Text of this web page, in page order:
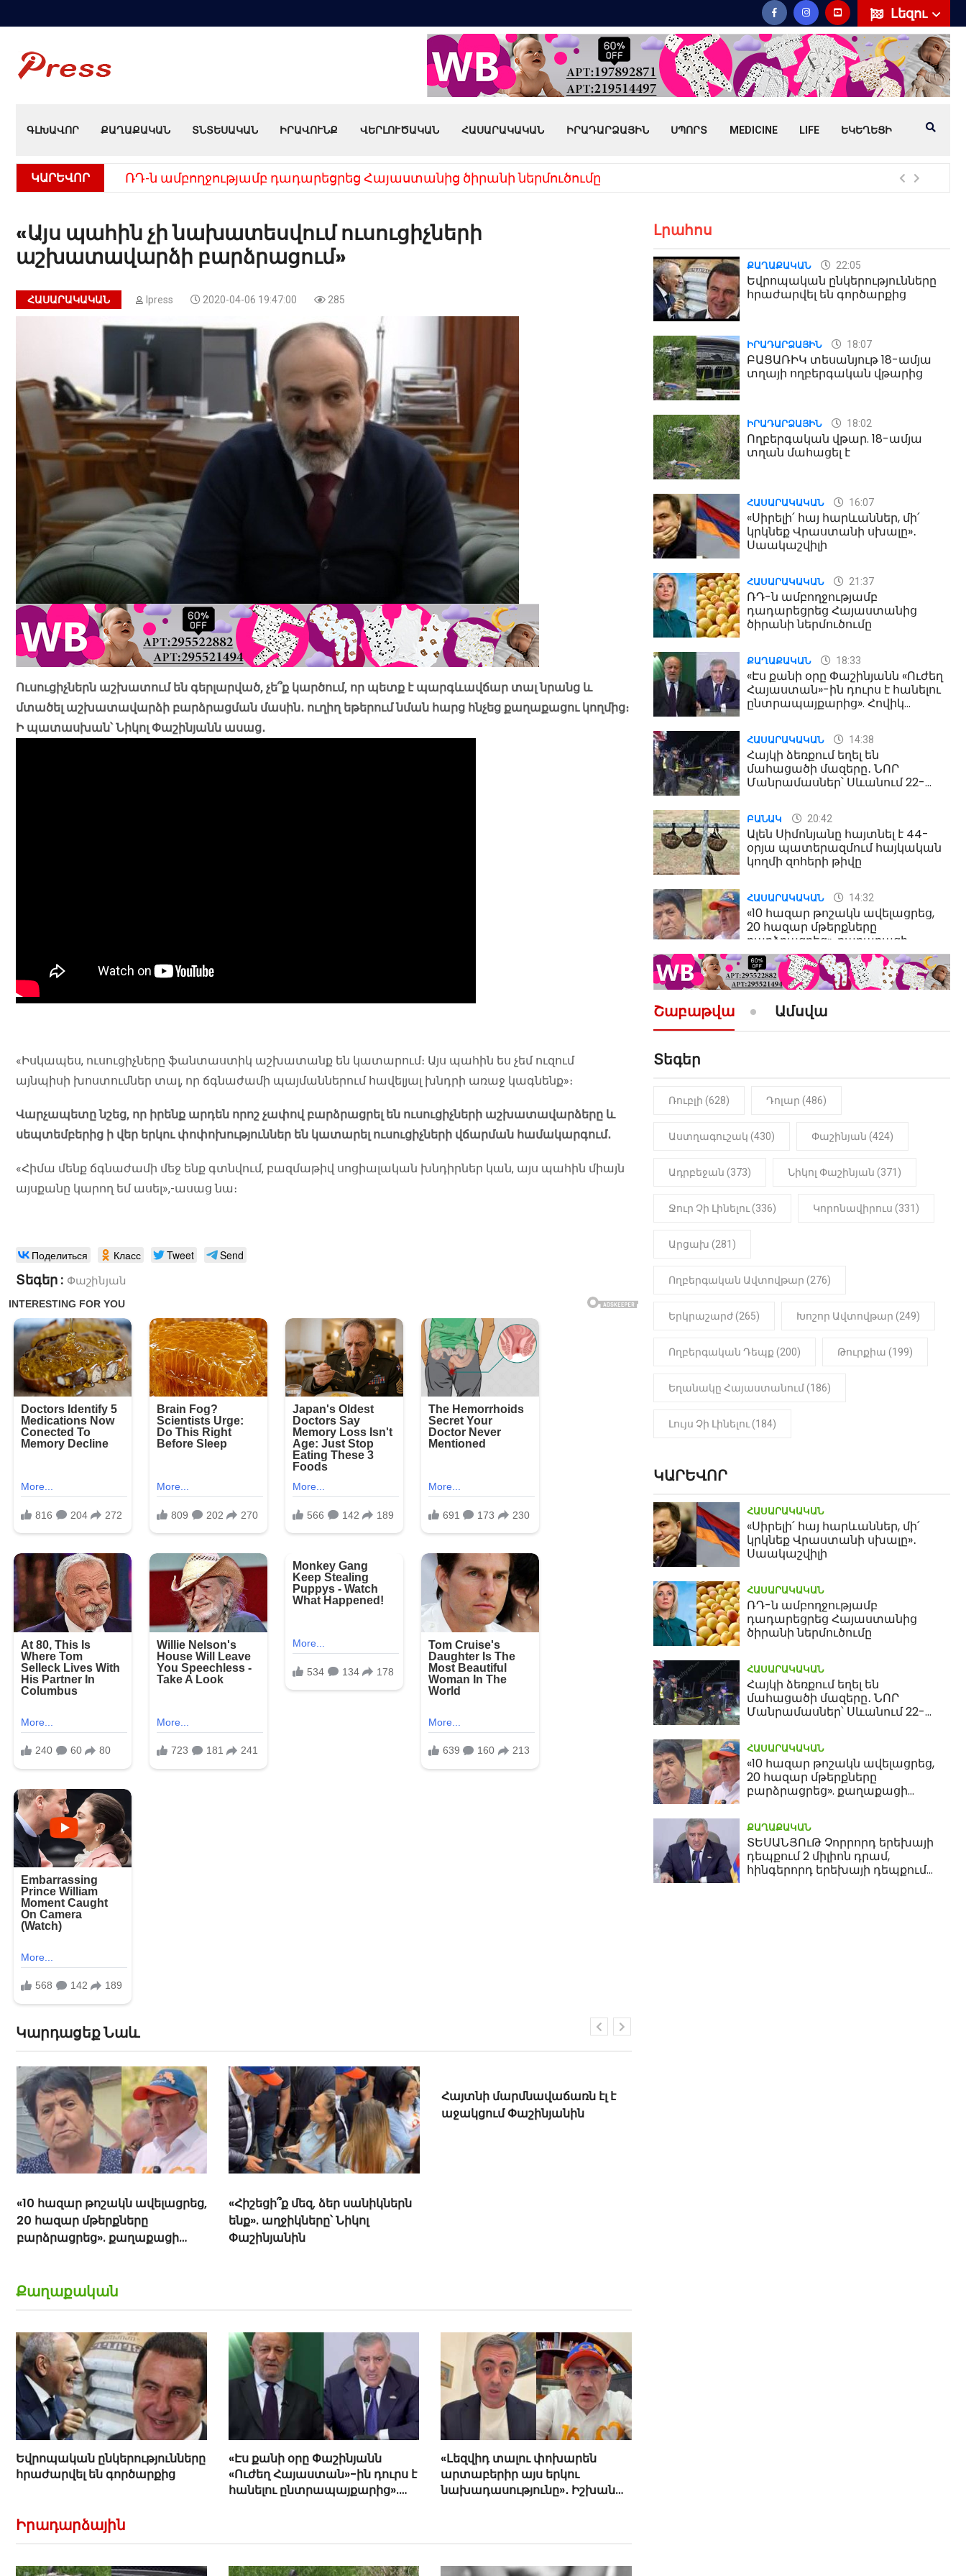
Լեզու
ԳԼԽԱՎՈՐ ՔԱՂԱՔԱԿԱՆ ՏՆՏԵՍԱԿԱՆ ԻՐԱՎՈՒՆՔ ՎԵՐԼՈՒԾԱԿԱՆ ՀԱՍԱՐԱԿԱԿԱՆ ԻՐԱԴԱՐՁԱՅԻՆ ՍՊՈՐՏ MEDICINE LIFE ԵԿԵՂԵՑԻ
ԿԱՐԵՎՈՐ ՌԴ-ն ամբողջությամբ դադարեցրեց Հայաստանից ծիրանի ներմուծումը
«Այս պահին չի նախատեսվում ուսուցիչների
աշխատավարձի բարձրացում»
ՀԱՍԱՐԱԿԱԿԱՆ Ipress 2020-04-06 19:47:00 285
Ուսուցիչներն աշխատում են գերլարված, չե՞ք կարծում, որ պետք է պարգևավճար տալ նրանց և
մտածել աշխատավարձի բարձրացման մասին․ ուղիղ եթերում նման հարց հնչեց քաղաքացու կողմից։
Ի պատասխան՝ Նիկոլ Փաշինյանն ասաց․
«Իսկապես, ուսուցիչները ֆանտաստիկ աշխատանք են կատարում։ Այս պահին ես չեմ ուզում
այնպիսի խոստումներ տալ, որ ճգնաժամի պայմաններում հավելյալ խնդրի առաջ կագնենք»։
Վարչապետը նշեց, որ իրենք արդեն որոշ չափով բարձրացրել են ուսուցիչների աշխատավարձերը և
սեպտեմբերից ի վեր երկու փոփոխություններ են կատարել ուսուցիչների վճարման համակարգում․
«Հիմա մենք ճգնաժամի մեջ ենք գտնվում, բազմաթիվ սոցիալական խնդիրներ կան, այս պահին միայն
այսքանը կարող եմ ասել»,-ասաց նա։
Поделиться Класс Tweet Send
Տեգեր : Փաշինյան
Կարդացեք Նաև
«10 հազար թոշակն ավելացրեց,
20 հազար մթերքները
բարձրացրեց». քաղաքացի
«Հիշեցի՞ք մեզ, ձեր սանիկներն
ենք». աղջիկները՝ Նիկոլ
Փաշինյանին
Քաղաքական
Եվրոպական ընկերությունները
հրաժարվել են գործարքից
«Էս քանի օրը Փաշինյանն
«Ուժեղ Հայաստան»-ին դուրս է
հանելու ընտրապայքարից».
«Լեզվիդ տալու փոխարեն
արտաբերիր այս երկու
նախադասությունը»․ Իշխան
Իրադարձային
Լրահոս
ՔԱՂԱՔԱԿԱՆ 22:05
Եվրոպական ընկերությունները
հրաժարվել են գործարքից
ԻՐԱԴԱՐՁԱՅԻՆ 18:07
ԲԱՑԱՌԻԿ տեսանյութ 18-ամյա
տղայի ողբերգական վթարից
ԻՐԱԴԱՐՁԱՅԻՆ 18:02
Ողբերգական վթար. 18-ամյա
տղան մահացել է
ՀԱՍԱՐԱԿԱԿԱՆ 16:07
«Սիրելի՛ հայ հարևաններ, մի՛
կրկնեք Վրաստանի սխալը»․
Սաակաշվիլի
ՀԱՍԱՐԱԿԱԿԱՆ 21:37
ՌԴ-ն ամբողջությամբ
դադարեցրեց Հայաստանից
ծիրանի ներմուծումը
ՔԱՂԱՔԱԿԱՆ 18:33
«Էս քանի օրը Փաշինյանն «Ուժեղ
Հայաստան»-ին դուրս է հանելու
ընտրապայքարից». Հովիկ
ՀԱՍԱՐԱԿԱԿԱՆ 14:38
Հայկի ձեռքում եղել են
մահացածի մազերը․ ՆՈՐ
Մանրամասներ՝ Սևանում 22-
ԲԱՆԱԿ 20:42
Ալեն Սիմոնյանը հայտնել է 44-
օրյա պատերազմում հայկական
կողմի զոհերի թիվը
ՀԱՍԱՐԱԿԱԿԱՆ 14:32
«10 հազար թոշակն ավելացրեց,
20 հազար մթերքները
բարձրացրեց». քաղաքացի
(տեսանյութ)
ՔԱՂԱՔԱԿԱՆ 10:52
«Լեզվիդ տալու փոխարեն
արտաբերիր այս երկու
նախադասությունը»․ Իշխան
Նիկոլ Փաշինյան
ԻՐԱԴԱՐՁԱՅԻՆ 22:01
հայտնաբերվել է
մանկապղծության համար
մարմինը
Շաբաթվա Ամսվա
Տեգեր
Ռուբլի (628) Դոլար (486)
Աստղագուշակ (430) Փաշինյան (424)
Ադրբեջան (373) Նիկոլ Փաշինյան (371)
Ջուր Չի Լինելու (336) Կորոնավիրուս (331)
Արցախ (281)
Ողբերգական Ավտովթար (276)
Երկրաշարժ (265) Խոշոր Ավտովթար (249)
Ողբերգական Դեպք (200) Թուրքիա (199)
Եղանակը Հայաստանում (186)
Լույս Չի Լինելու (184)
ԿԱՐԵՎՈՐ
ՀԱՍԱՐԱԿԱԿԱՆ
«Սիրելի՛ հայ հարևաններ, մի՛
կրկնեք Վրաստանի սխալը»․
Սաակաշվիլի
ՀԱՍԱՐԱԿԱԿԱՆ
ՌԴ-ն ամբողջությամբ
դադարեցրեց Հայաստանից
ծիրանի ներմուծումը
ՀԱՍԱՐԱԿԱԿԱՆ
Հայկի ձեռքում եղել են
մահացածի մազերը․ ՆՈՐ
Մանրամասներ՝ Սևանում 22-
ՀԱՍԱՐԱԿԱԿԱՆ
«10 հազար թոշակն ավելացրեց,
20 հազար մթերքները
բարձրացրեց». քաղաքացի
ՔԱՂԱՔԱԿԱՆ
ՏԵՍԱՆՅՈւԹ Չորրորդ երեխայի
դեպքում 2 միլիոն դրամ,
հինգերորդ երեխայի դեպքում